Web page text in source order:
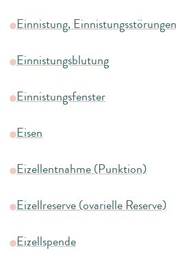
Einnistung, Einnistungsstörungen
Einnistungsblutung
Einnistungsfenster
Eisen
Eizellentnahme (Punktion)
Eizellreserve (ovarielle Reserve)
Eizellspende